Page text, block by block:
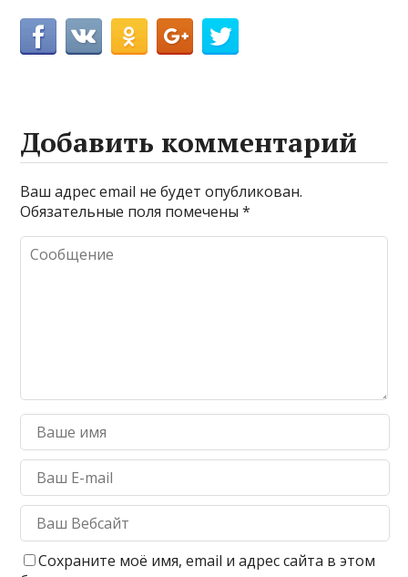
Добавить комментарий
Ваш адрес email не будет опубликован.
Обязательные поля помечены*
Сохраните моё имя, email и адрес сайта в этом